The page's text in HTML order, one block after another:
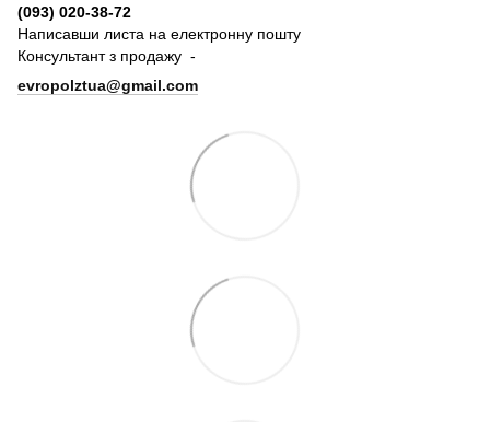
(093) 020-38-72
Написавши листа на електронну пошту
Консультант з продажу -
evropolztua@gmail.com